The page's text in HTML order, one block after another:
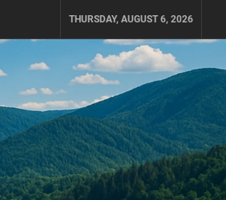
THURSDAY, AUGUST 6, 2026